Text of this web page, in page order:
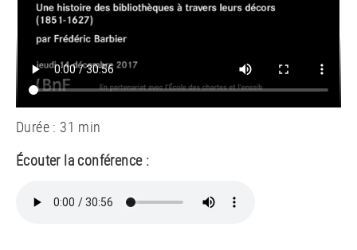
Durée : 31 min
Écouter la conférence :